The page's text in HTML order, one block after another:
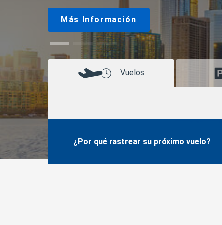
Más Información
Vuelos
¿Por qué rastrear su próximo vuelo?